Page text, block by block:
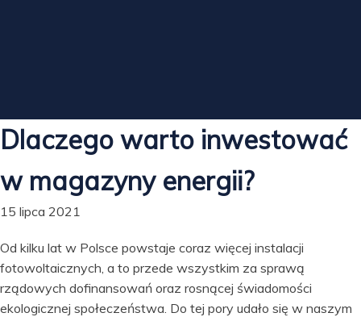
Dlaczego warto inwestować
w magazyny energii?
15 lipca 2021
Od kilku lat w Polsce powstaje coraz więcej instalacji
fotowoltaicznych, a to przede wszystkim za sprawą
rządowych dofinansowań oraz rosnącej świadomości
ekologicznej społeczeństwa. Do tej pory udało się w naszym